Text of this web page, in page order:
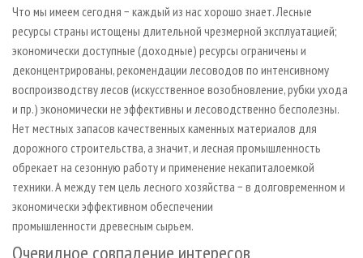
Что мы имеем сегодня − каждый из нас хорошо знает. Лесные
ресурсы страны истощены длительной чрезмерной эксплуатацией;
экономически доступные (доходные) ресурсы ограничены и
деконцентрированы, рекомендации лесоводов по интенсивному
воспроизводству лесов (искусственное возобновление, рубки ухода
и пр.) экономически не эффективны и лесоводственно бесполезны.
Нет местных запасов качественных каменных материалов для
дорожного строительства, а значит, и лесная промышленность
обрекает на сезонную работу и применение некапиталоемкой
техники. А между тем цель лесного хозяйства − в долговременном и
экономически эффективном обеспечении
промышленности древесным сырьем.
Очевидное совпадение интересов